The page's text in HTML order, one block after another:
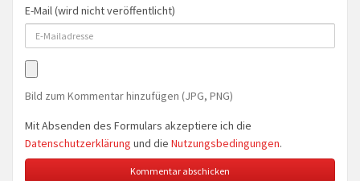
E-Mail (wird nicht veröffentlicht)
Bild zum Kommentar hinzufügen (JPG, PNG)
Mit Absenden des Formulars akzeptiere ich die
Datenschutzerklärung und die Nutzungsbedingungen.